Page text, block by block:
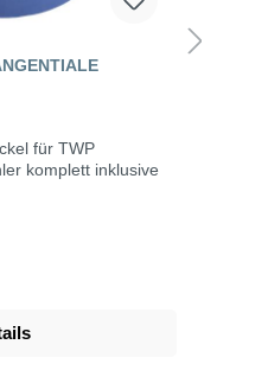
für TWP
komplett inklusive